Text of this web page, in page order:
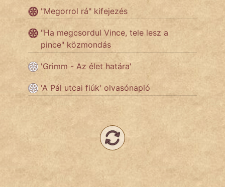
Népszerű szerzőink:
cinege
fantom
Hunor
Jób Gedeon
vörös ördög
"Megorrol rá" kifejezés
"Ha megcsordul Vince, tele lesz a
pince" közmondás
'Grimm - Az élet határa'
'A Pál utcai fiúk' olvasónapló